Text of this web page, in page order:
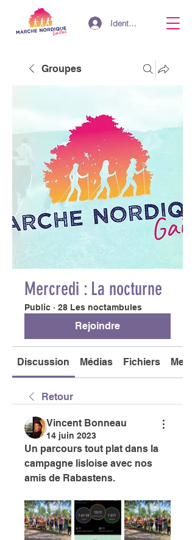
Identifiant
Groupes
Mercredi : La nocturne
Public · 28 Les noctambules
Rejoindre
Discussion Médias Fichiers
Retour
Vincent Bonneau
14 juin 2023
Un parcours tout plat dans la
campagne lisloise avec nos
amis de Rabastens.